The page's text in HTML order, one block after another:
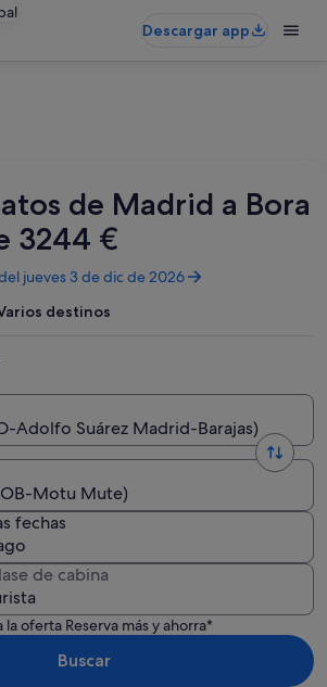
Descargar app
de Madrid a Bora
3244 €
jueves 3 de dic de 2026
destinos
Adolfo Suárez Madrid-Barajas)
Motu Mute)
fechas
de cabina
oferta Reserva más y ahorra*
Buscar